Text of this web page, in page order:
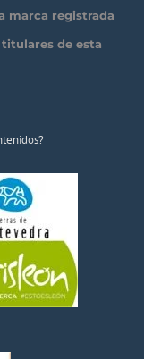
marca registrada
de esta